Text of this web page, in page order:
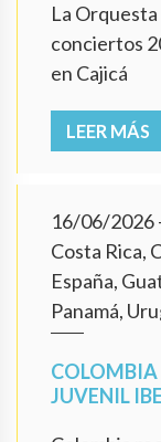
La
conciertos
en Cajicá
LEER MÁS
16/06/2026
Costa Rica,
España,
Panamá,
COLOMBIA
JUVENIL